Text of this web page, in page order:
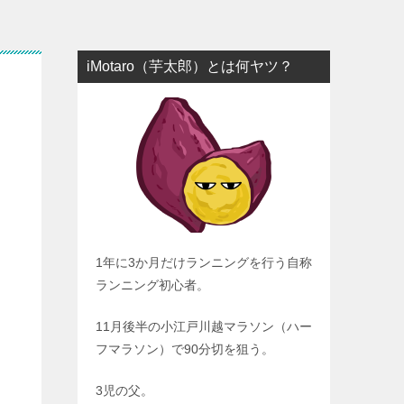
iMotaro（芋太郎）とは何ヤツ？
1年に3か月だけランニングを行う自称
ランニング初心者。
11月後半の小江戸川越マラソン（ハー
フマラソン）で90分切を狙う。
3児の父。